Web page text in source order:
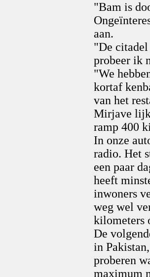
"Bam is
aan.
"De
probeer ik
"We
kortaf
van het
Mirjave
ramp 400
In onze
radio. Het
een paar
heeft
inwoners
weg wel
kilometers
De
in
proberen
maximum